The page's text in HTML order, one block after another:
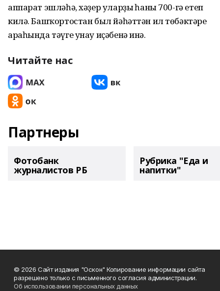
аппарат эшләһә, хәҙер уларҙың һаны 700-гә етеп
килә. Башҡортостан был йәһәттән ил төбәктәре
араһында тәүге унау иҫәбенә инә.
Читайте нас
Партнеры
Фотобанк
журналистов РБ
Рубрика "Еда и
напитки"
© 2026 Сайт издания "Оскон" Копирование информации сайта
разрешено только с письменного согласия администрации.
Об использовании персональных данных